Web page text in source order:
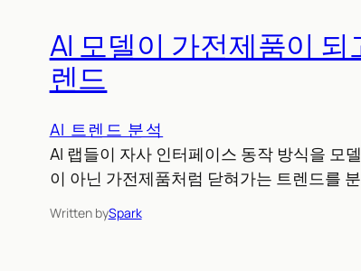
AI 모델이 가전제품이
렌드
AI 트렌드 분석
AI 랩들이 자사 인터페이스 동작 방식을 모
이 아닌 가전제품처럼 닫혀가는 트렌드를
Written bySpark